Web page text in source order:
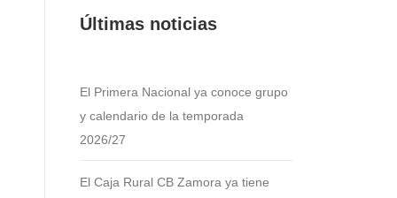
Últimas noticias
El Primera Nacional ya conoce grupo
y calendario de la temporada
2026/27
El Caja Rural CB Zamora ya tiene